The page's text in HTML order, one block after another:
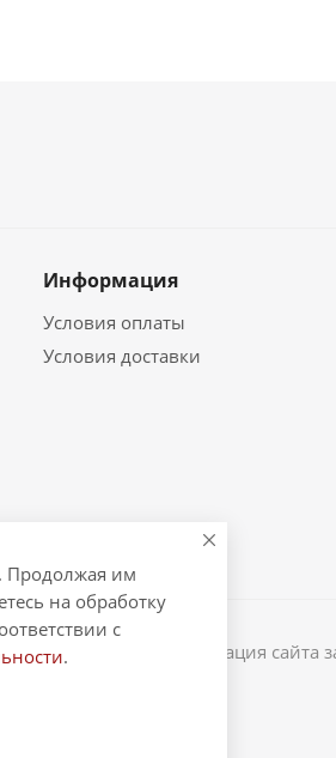
Информация
Условия оплаты
Условия доставки
магазин Информация
Продолжая им
на обработку
с
.